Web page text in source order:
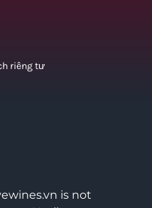
riêng tư
is not